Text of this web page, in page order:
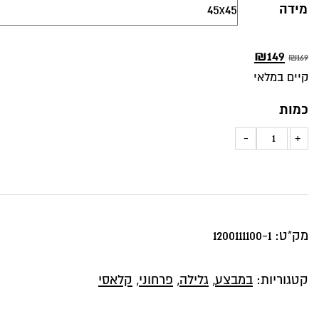
מידה
₪169
המחיר
המקורי
₪149
הנוכחיקיים במלאי
כמות
+
כמות
-
מק"ט: 1200111100-1
קטגוריות: במבצע, גלילה, פרחוני, קלאסי